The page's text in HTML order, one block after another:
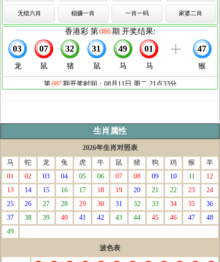
无错六肖 稳赚一肖 一肖一码 家婆二肖
生肖属性
2026年生肖对照表
马
蛇 龙 兔 虎 牛 鼠 猪 狗 鸡 猴
羊
01
02 03 04 05 06 07 08 09 10 11
12
13
14 15 16 17 18 19 20 21 22 23
24
25
26 27 28 29 30 31 32 33 34 35
36
37
38 39 40 41 42 43 44 45 46 47
48
49
波色表